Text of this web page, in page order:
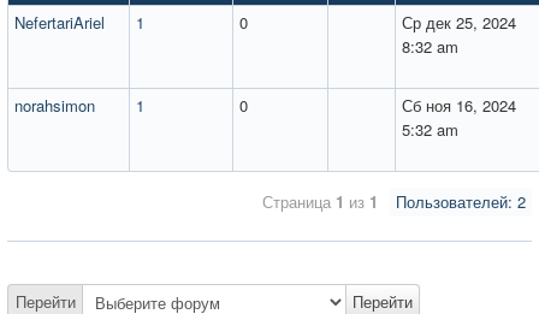
NefertariAriel
1 0
Ср дек 25, 2024
8:32 am
norahsimon 1 0
Сб ноя 16, 2024
5:32 am
Пользователей: 2
Страница 1 из 1
Перейти Перейти